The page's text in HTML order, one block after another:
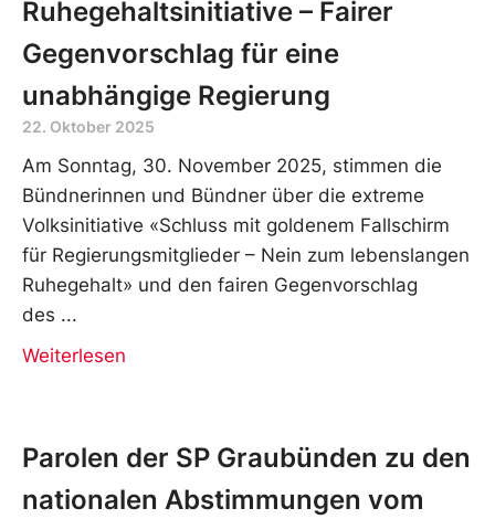
Ruhegehaltsinitiative – Fairer
Gegenvorschlag für eine
unabhängige Regierung
22. Oktober 2025
Am Sonntag, 30. November 2025, stimmen die
Bündnerinnen und Bündner über die extreme
Volksinitiative «Schluss mit goldenem Fallschirm
für Regierungsmitglieder – Nein zum lebenslangen
Ruhegehalt» und den fairen Gegenvorschlag
des
Weiterlesen
Parolen der SP Graubünden zu den
nationalen Abstimmungen vom